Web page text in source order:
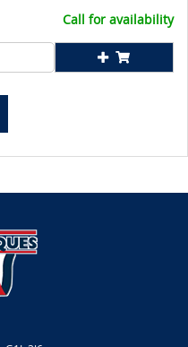
Call for availability